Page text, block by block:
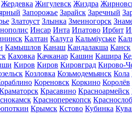
Жердевка Жигулевск Жиздра
Запорожье Зарайск Заречный
Златоуст Злынка Змеиногорск
Инсар Инта Ипатово Ирбит
Калтан Калуга Кальміуське
Камышлов Канаш Кандалакша Канск
Каховка Качканар Кашин Кашира
Киров Киров Кировград Кирово-
Козловка Козьмодемьянск Кола
Кореновск Коркино Королёв
Красавино Красноармейск
Красноперекопск
Крымск Кстово Кубинка